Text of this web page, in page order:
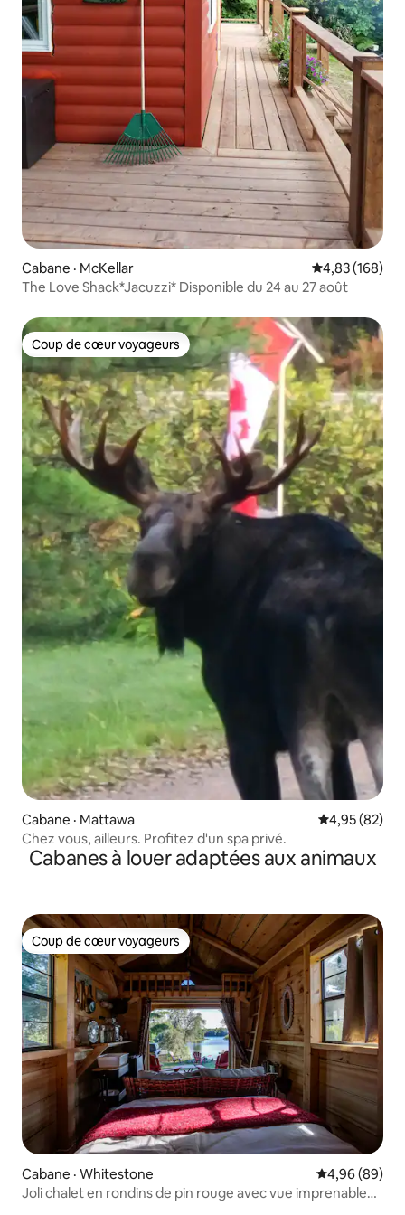
Cabane · McKellar Note
4,83 (168)
The Love Shack*Jacuzzi* Disponible du 24 au 27 août
Coup de cœur voyageurs
Coup de cœur voyageurs
Cabane · Mattawa Note
4,95 (82)
Chez vous, ailleurs. Profitez d'un spa privé.
Cabanes à louer adaptées aux animaux
Coup de cœur voyageurs
Coup de cœur voyageurs
Cabane · Whitestone Note
4,96 (89)
Joli chalet en rondins de pin rouge avec vue imprenable